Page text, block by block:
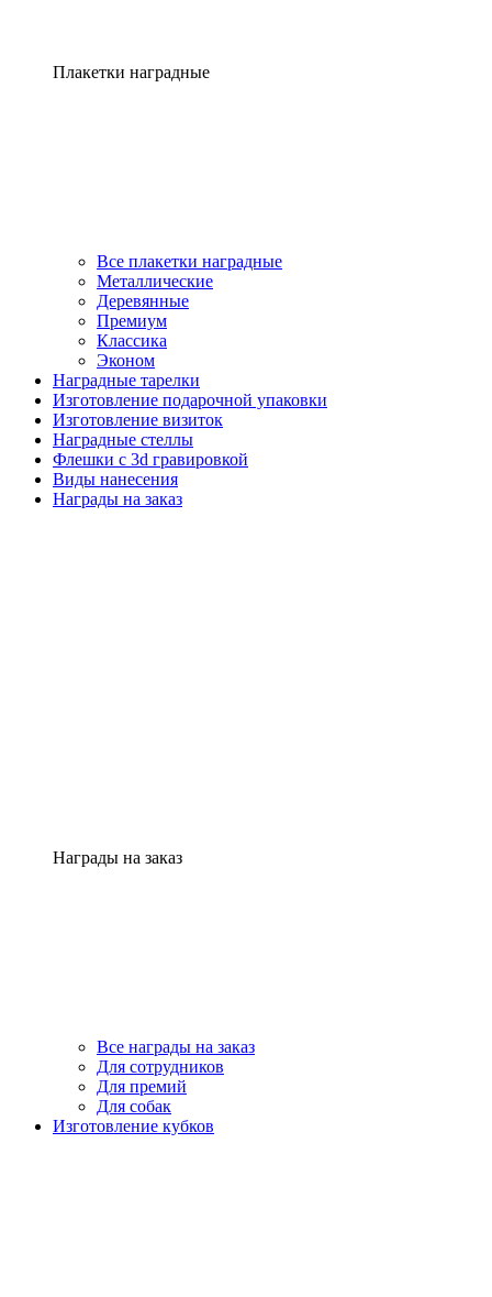
Плакетки наградные
Все плакетки наградные
Металлические
Деревянные
Премиум
Классика
Эконом
Наградные тарелки
Изготовление подарочной упаковки
Изготовление визиток
Наградные стеллы
Флешки с 3d гравировкой
Виды нанесения
Награды на заказ
Награды на заказ
Все награды на заказ
Для сотрудников
Для премий
Для собак
Изготовление кубков